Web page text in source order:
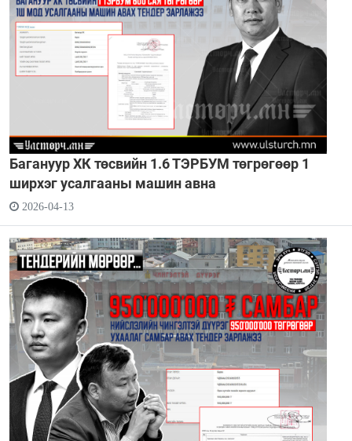
Багануур ХК төсвийн 1.6 ТЭРБУМ төгрөгөөр 1
ширхэг усалгааны машин авна
2026-04-13